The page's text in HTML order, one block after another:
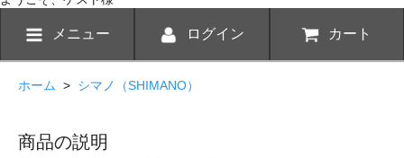
メニュー ログイン カート
ホーム > シマノ（SHIMANO）
商品の説明